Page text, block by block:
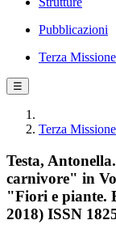
Pubblicazioni
Terza Missione
☰
Terza Missione
Testa,
carnivore" in
"Fiori e piante.
2018) ISSN